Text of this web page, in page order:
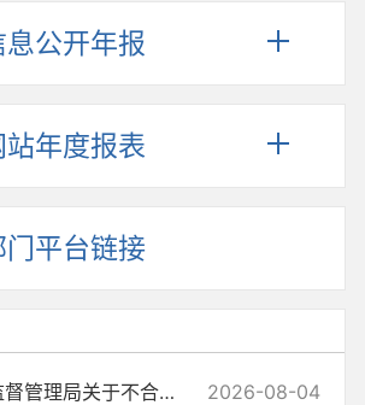
公开年报
年度报表
门平台链接
潜江市市场监督管理局关于不合格食品风险控制公示和核查处置情况的公告 2026-08-04